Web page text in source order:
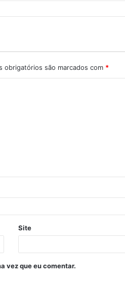
obrigatórios são marcados com *
Site
vez que eu comentar.